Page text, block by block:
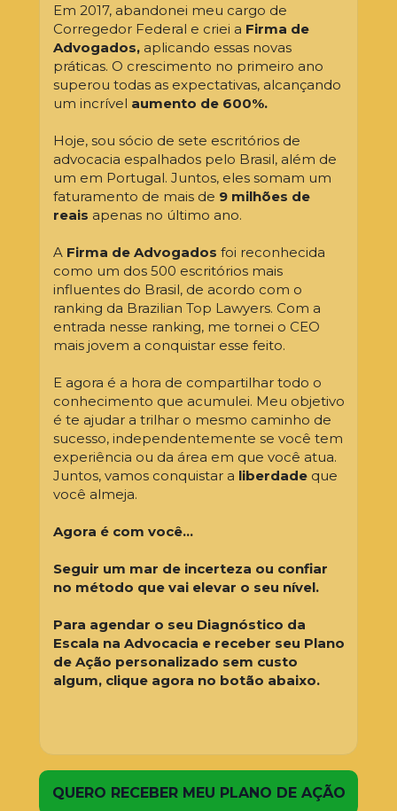
Em 2017, abandonei meu cargo de
Corregedor Federal e criei a Firma de
Advogados, aplicando essas novas
práticas. O crescimento no primeiro ano
superou todas as expectativas, alcançando
um incrível aumento de 600%.
Hoje, sou sócio de sete escritórios de
advocacia espalhados pelo Brasil, além de
um em Portugal. Juntos, eles somam um
faturamento de mais de 9 milhões de
reais apenas no último ano.
A Firma de Advogados foi reconhecida
como um dos 500 escritórios mais
influentes do Brasil, de acordo com o
ranking da Brazilian Top Lawyers. Com a
entrada nesse ranking, me tornei o CEO
mais jovem a conquistar esse feito.
E agora é a hora de compartilhar todo o
conhecimento que acumulei. Meu objetivo
é te ajudar a trilhar o mesmo caminho de
sucesso, independentemente se você tem
experiência ou da área em que você atua.
Juntos, vamos conquistar a liberdade que
você almeja.
Agora é com você...
Seguir um mar de incerteza ou confiar
no método que vai elevar o seu nível.
Para agendar o seu Diagnóstico da
Escala na Advocacia e receber seu Plano
de Ação personalizado sem custo
algum, clique agora no botão abaixo.
QUERO RECEBER MEU PLANO DE AÇÃO